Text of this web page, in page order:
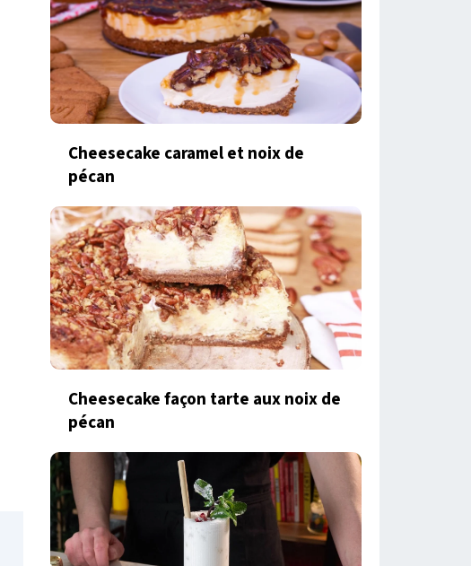
Cheesecake caramel et noix de
pécan
Cheesecake façon tarte aux noix de
pécan